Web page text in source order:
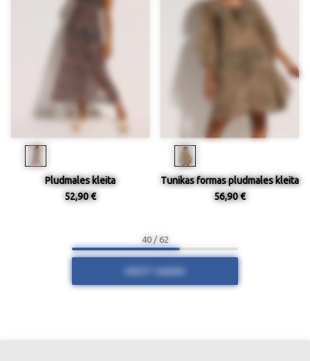
Pludmales kleita
52,90 €
Tunikas formas pludmales kleita
56,90 €
40 / 62